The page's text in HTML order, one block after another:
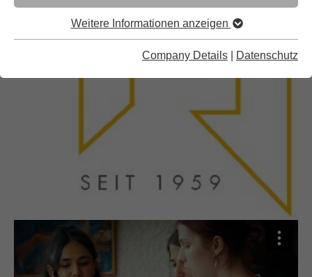
Weitere Informationen anzeigen
Company Details Datenschutz